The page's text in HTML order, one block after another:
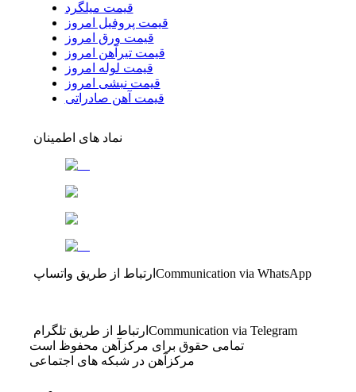
قیمت میلگرد
قیمت پروفیل امروز
قیمت ورق امروز
قیمت تیرآهن امروز
قیمت لوله امروز
قیمت نبشی امروز
قیمت آهن صادراتی
نماد های اطمینان
ارتباط از طریق واتساپ Communication via WhatsApp
ارتباط از طریق تلگرام Communication via Telegram
تمامی حقوق برای مرکزآهن محفوظ است
مرکزآهن در شبکه های اجتماعی